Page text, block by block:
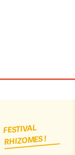
FESTIVAL
RHIZOMES !